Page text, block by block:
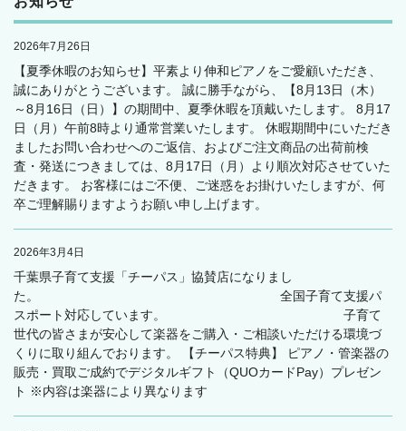
2026年7月26日
【夏季休暇のお知らせ】平素より伸和ピアノをご愛顧いただき、
誠にありがとうございます。 誠に勝手ながら、【8月13日（木）
～8月16日（日）】の期間中、夏季休暇を頂戴いたします。 8月17
日（月）午前8時より通常営業いたします。 休暇期間中にいただき
ましたお問い合わせへのご返信、およびご注文商品の出荷前検
査・発送につきましては、8月17日（月）より順次対応させていた
だきます。 お客様にはご不便、ご迷惑をお掛けいたしますが、何
卒ご理解賜りますようお願い申し上げます。
2026年3月4日
千葉県子育て支援「チーパス」協賛店になりまし
た。 全国子育て支援パ
スポート対応しています。 子育て
世代の皆さまが安心して楽器をご購入・ご相談いただける環境づ
くりに取り組んでおります。 【チーパス特典】 ピアノ・管楽器の
販売・買取ご成約でデジタルギフト（QUOカードPay）プレゼン
ト ※内容は楽器により異なります